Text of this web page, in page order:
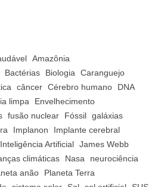
Amazônia
Bactérias Biologia
Caranguejo
câncer Cérebro humano
DNA
limpa
Envelhecimento
fusão nuclear Fóssil galáxias
Implanon
Implante cerebral
Inteligência Artificial James Webb
climáticas Nasa
neurociência
anão
Planeta Terra